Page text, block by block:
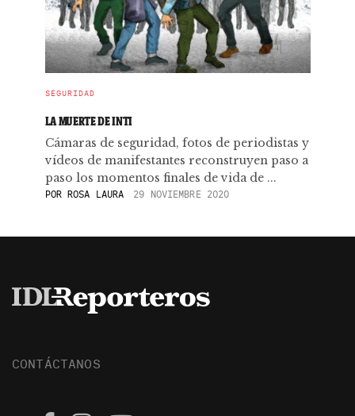
SEGURIDAD
LA MUERTE DE INTI
Cámaras de seguridad, fotos de periodistas y
vídeos de manifestantes reconstruyen paso a
paso los momentos finales de vida de ...
PORROSA LAURA 29 NOVIEMBRE 2020
CONTÁCTANOS